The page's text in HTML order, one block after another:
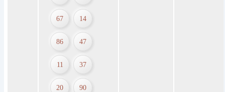
67 14
86 47
11 37
20 90